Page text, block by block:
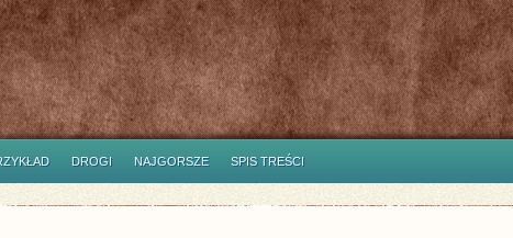
DROGI NAJGORSZE SPIS TREŚCI